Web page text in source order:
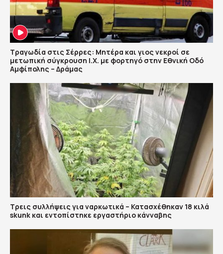
Τραγωδία στις Σέρρες: Μητέρα και γιος νεκροί σε
μετωπική σύγκρουση Ι.Χ. με φορτηγό στην Εθνική Οδό
Αμφίπολης – Δράμας
Τρεις συλλήψεις για ναρκωτικά – Κατασχέθηκαν 18 κιλά
skunk και εντοπίστηκε εργαστήριο κάνναβης